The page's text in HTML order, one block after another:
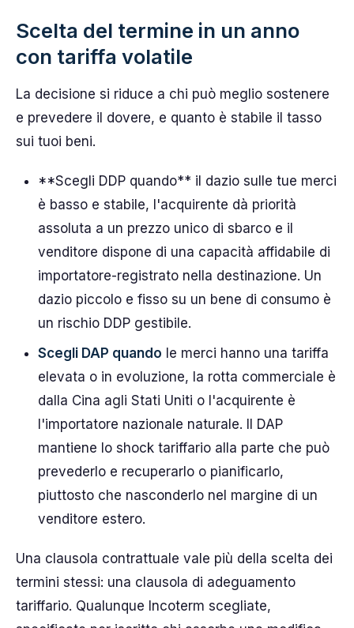
Scelta del termine in un anno
con tariffa volatile
La decisione si riduce a chi può meglio sostenere
e prevedere il dovere, e quanto è stabile il tasso
sui tuoi beni.
**Scegli DDP quando** il dazio sulle tue merci
è basso e stabile, l'acquirente dà priorità
assoluta a un prezzo unico di sbarco e il
venditore dispone di una capacità affidabile di
importatore-registrato nella destinazione. Un
dazio piccolo e fisso su un bene di consumo è
un rischio DDP gestibile.
Scegli DAP quando le merci hanno una tariffa
elevata o in evoluzione, la rotta commerciale è
dalla Cina agli Stati Uniti o l'acquirente è
l'importatore nazionale naturale. Il DAP
mantiene lo shock tariffario alla parte che può
prevederlo e recuperarlo o pianificarlo,
piuttosto che nasconderlo nel margine di un
venditore estero.
Una clausola contrattuale vale più della scelta dei
termini stessi: una clausola di adeguamento
tariffario. Qualunque Incoterm scegliate,